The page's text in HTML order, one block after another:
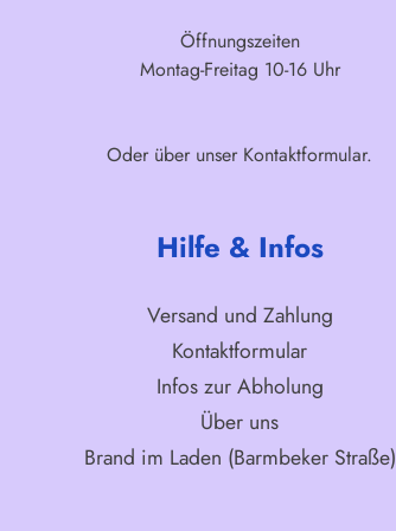
Öffnungszeiten
Montag-Freitag 10-16 Uhr
Oder über unser Kontaktformular.
Hilfe & Infos
Versand und Zahlung
Kontaktformular
Infos zur Abholung
Über uns
Brand im Laden (Barmbeker Straße)